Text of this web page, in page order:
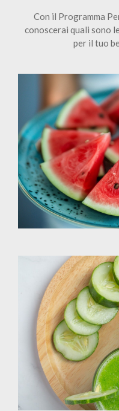
Con il Programma
conoscerai quali sono
per il tuo